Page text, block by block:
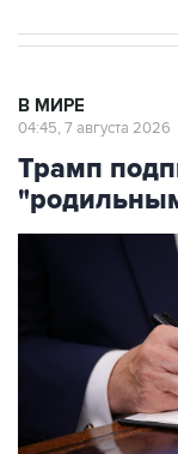
В МИРЕ
04:45, 7 августа 2026
Трамп